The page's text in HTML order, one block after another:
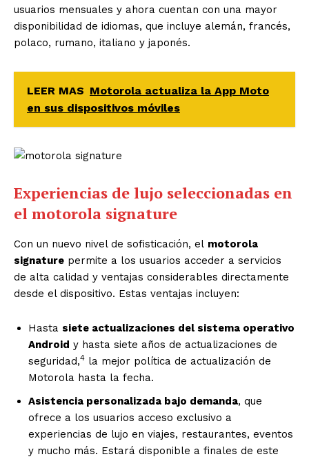
usuarios mensuales y ahora cuentan con una mayor
disponibilidad de idiomas, que incluye alemán, francés,
polaco, rumano, italiano y japonés.
LEER MAS Motorola actualiza la App Moto
en sus dispositivos móviles
Experiencias de lujo seleccionadas en
el motorola signature
Con un nuevo nivel de sofisticación, el motorola
signature permite a los usuarios acceder a servicios
de alta calidad y ventajas considerables directamente
desde el dispositivo. Estas ventajas incluyen:
Hasta siete actualizaciones del sistema operativo
Android y hasta siete años de actualizaciones de
seguridad,4 la mejor política de actualización de
Motorola hasta la fecha.
Asistencia personalizada bajo demanda, que
ofrece a los usuarios acceso exclusivo a
experiencias de lujo en viajes, restaurantes, eventos
y mucho más. Estará disponible a finales de este